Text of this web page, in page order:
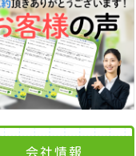
会社情報